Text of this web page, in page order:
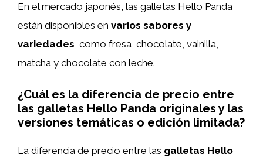
En el mercado japonés, las galletas Hello Panda
están disponibles en varios sabores y
variedades, como fresa, chocolate, vainilla,
matcha y chocolate con leche.
¿Cuál es la diferencia de precio entre
las galletas Hello Panda originales y las
versiones temáticas o edición limitada?
La diferencia de precio entre las galletas Hello